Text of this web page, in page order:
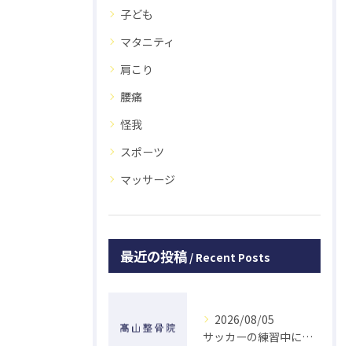
子ども
マタニティ
肩こり
腰痛
怪我
スポーツ
マッサージ
最近の投稿 Recent Posts
2026/08/05
サッカーの練習中に指を突き指して怪我した学生の初回対応と施術 大鳥居にある整骨院